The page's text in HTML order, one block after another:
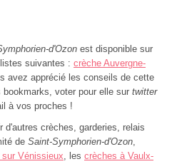
d'Ozon est disponible sur
suivantes : crèche Auvergne-
avez apprécié les conseils de cette
voter pour elle sur twitter
à vos proches !
d'autres crèches, garderies, relais
de Saint-Symphorien-d'Ozon,
Vénissieux, les crèches à Vaulx-